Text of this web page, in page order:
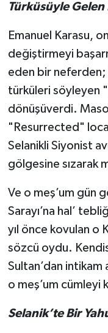
Türküsüyle Gelen
Emanuel Karasu,
değiştirmeyi
eden bir
türküleri söyleyen
dönüşüverdi.
"Resurrected"
Selanikli Siyonist
gölgesine sızarak
Ve o meş’um gün
Sarayı’na hal’
yıl önce kovulan o
sözcü oydu.
Sultan’dan intikam
o meş’um cümleyi
Selanik’te Bir